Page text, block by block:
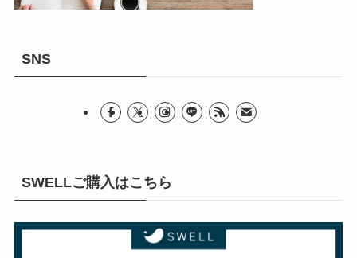
SNS
SWELLご購入はこちら